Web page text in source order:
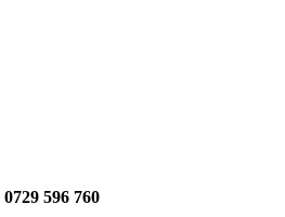
0729 596 760